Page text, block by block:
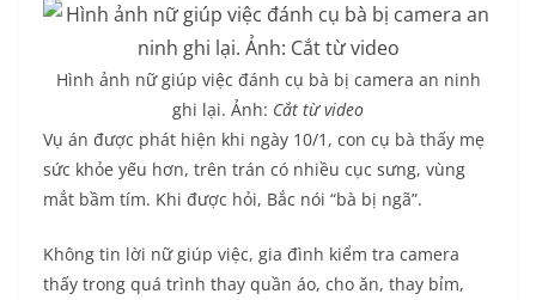
Hình ảnh nữ giúp việc đánh cụ bà bị camera an ninh
ghi lại. Ảnh: Cắt từ video
Vụ án được phát hiện khi ngày 10/1, con cụ bà thấy mẹ
sức khỏe yếu hơn, trên trán có nhiều cục sưng, vùng
mắt bầm tím. Khi được hỏi, Bắc nói “bà bị ngã”.
Không tin lời nữ giúp việc, gia đình kiểm tra camera
thấy trong quá trình thay quần áo, cho ăn, thay bỉm,